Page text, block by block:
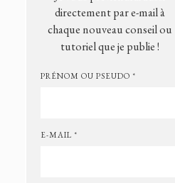
directement par e-mail à
chaque nouveau conseil ou
tutoriel que je publie !
PRÉNOM OU PSEUDO *
E-MAIL *